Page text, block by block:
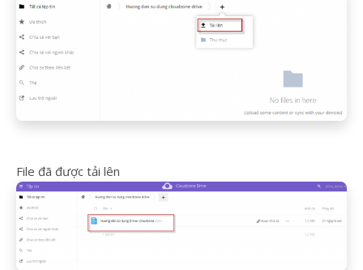
File đã được tải lên